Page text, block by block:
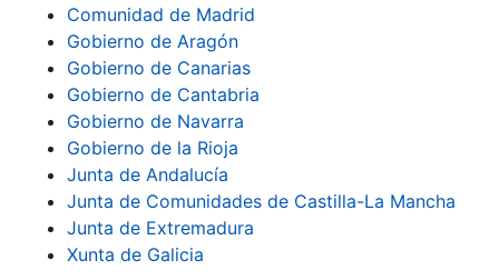
Mostrar/Ocultar
Comunidad de Madrid
Gobierno de Aragón
Gobierno de Canarias
Gobierno de Cantabria
Gobierno de Navarra
Gobierno de la Rioja
Junta de Andalucía
Junta de Comunidades de Castilla-La Mancha
Junta de Extremadura
Xunta de Galicia